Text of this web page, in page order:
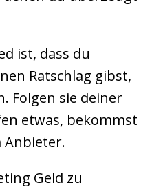
ist, dass du
Ratschlag gibst,
Folgen sie deiner
etwas, bekommst
Anbieter.
Geld zu